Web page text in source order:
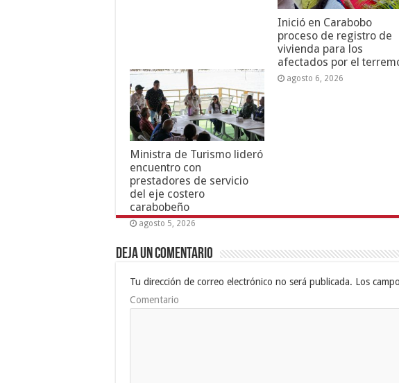
Inició en Carabobo
proceso de registro de
vivienda para los
afectados por el
agosto 6, 2026
Ministra de Turismo lideró
encuentro con
prestadores de servicio
del eje costero
carabobeño
agosto 5, 2026
Deja un comentario
Tu dirección de correo electrónico no será publicada. Los
Comentario